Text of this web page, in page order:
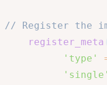
// Register the
register_meta
'type'
'single'